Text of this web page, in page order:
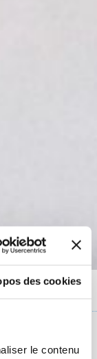
des cookies
le contenu
Lausanne